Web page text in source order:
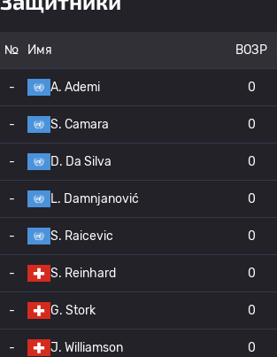
№ Имя ВОЗР
- A. Ademi 0
- S. Camara 0
- D. Da Silva 0
- L. Damnjanović 0
- S. Raicevic 0
- S. Reinhard 0
- G. Stork 0
- J. Williamson 0